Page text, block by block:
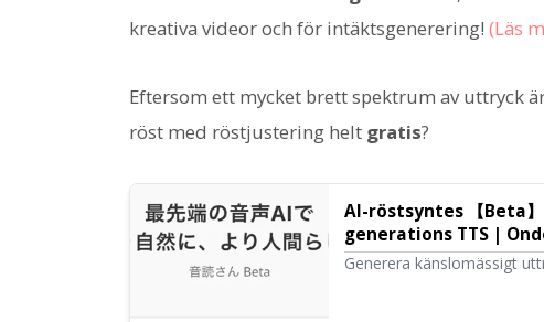
kreativa videor och för intäktsgenerering! (Läs
Eftersom ett mycket brett spektrum av uttryck
röst med röstjustering helt gratis?
AI-röstsyntes 【Beta
generations TTS |
Generera känslomässigt